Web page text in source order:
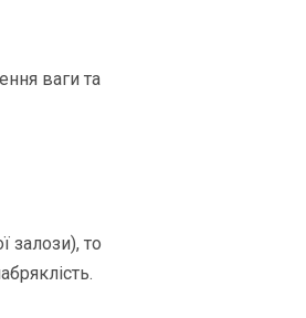
ваги та
залози), то